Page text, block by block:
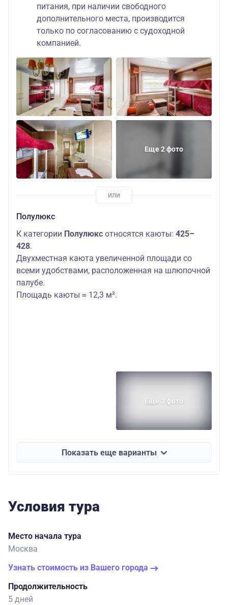
питания, при наличии свободного
дополнительного места, производится
только по согласованию с судоходной
компанией.
Еще 2 фото
Полулюкс
К категории Полулюкс относятся каюты: 425–
428.
Двухместная каюта увеличенной площади со
всеми удобствами, расположенная на шлюпочной
палубе.
Площадь каюты ≈ 12,3 м².
Еще 3 фото
Показать еще варианты
Условия тура
Место начала тура
Москва
Узнать стоимость из Вашего города
Продолжительность
5 дней